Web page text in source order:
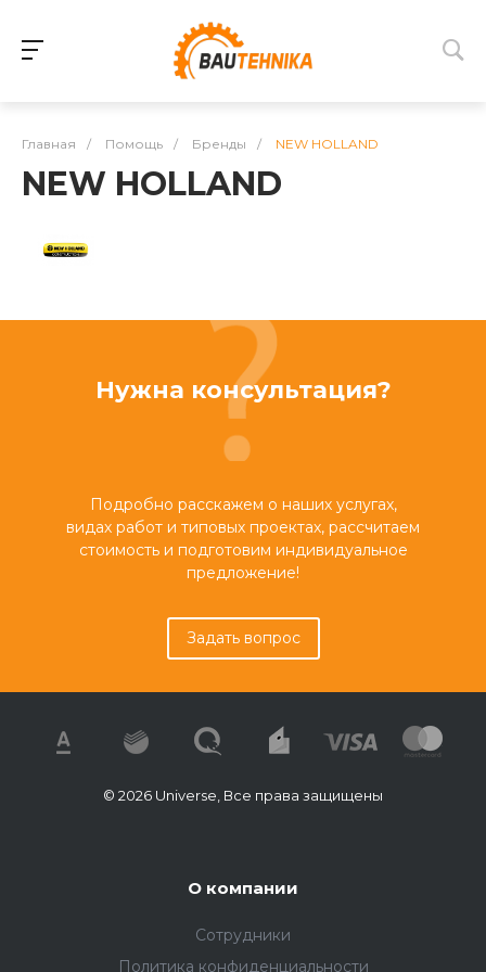
Главная / Помощь / Бренды / NEW HOLLAND
NEW HOLLAND
Нужна консультация?
Подробно расскажем о наших услугах,
видах работ и типовых проектах, рассчитаем
стоимость и подготовим индивидуальное
предложение!
Задать вопрос
© 2026 Universe, Все права защищены
О компании
Сотрудники
Политика конфиденциальности